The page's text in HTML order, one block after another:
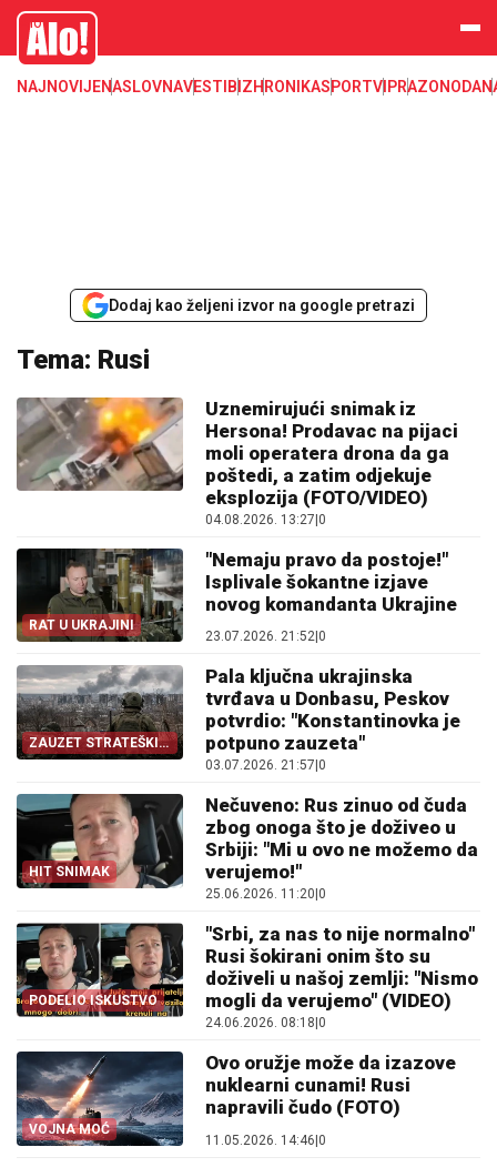
Alo
NAJNOVIJENASLOVNAVESTI BIZHRONIKASPORTVIPRAZONODA
Dodaj kao željeni izvor na google pretrazi
Tema: Rusi
Uznemirujući snimak iz
Hersona! Prodavac na pijaci
moli operatera drona da ga
poštedi, a zatim odjekuje
eksplozija (FOTO/VIDEO)
04.08.2026. 13:27 0
RAT U UKRAJINI
"Nemaju pravo da postoje!"
Isplivale šokantne izjave
novog komandanta Ukrajine
23.07.2026. 21:52 0
ZAUZET STRATEŠKI
GRAD
Pala ključna ukrajinska
tvrđava u Donbasu, Peskov
potvrdio: "Konstantinovka je
potpuno zauzeta"
03.07.2026. 21:57 0
HIT SNIMAK
Nečuveno: Rus zinuo od čuda
zbog onoga što je doživeo u
Srbiji: "Mi u ovo ne možemo da
verujemo!"
25.06.2026. 11:20 0
PODELIO ISKUSTVO
"Srbi, za nas to nije normalno"
Rusi šokirani onim što su
doživeli u našoj zemlji: "Nismo
mogli da verujemo" (VIDEO)
24.06.2026. 08:18 0
VOJNA MOĆ
Ovo oružje može da izazove
nuklearni cunami! Rusi
napravili čudo (FOTO)
11.05.2026. 14:46|0